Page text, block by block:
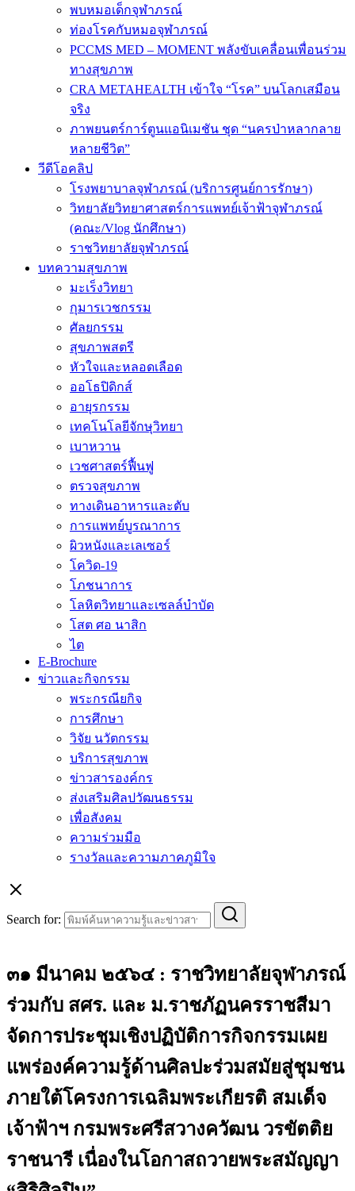
พบหมอเด็กจุฬาภรณ์
ท่องโรคกับหมอจุฬาภรณ์
PCCMS MED – MOMENT พลังขับเคลื่อนเพื่อนร่วม
ทางสุขภาพ
CRA METAHEALTH เข้าใจ “โรค” บนโลกเสมือน
จริง
ภาพยนตร์การ์ตูนแอนิเมชัน ชุด “นครป่าหลากลาย
หลายชีวิต”
วีดีโอคลิป
โรงพยาบาลจุฬาภรณ์ (บริการศูนย์การรักษา)
วิทยาลัยวิทยาศาสตร์การแพทย์เจ้าฟ้าจุฬาภรณ์
(คณะ/Vlog นักศึกษา)
ราชวิทยาลัยจุฬาภรณ์
บทความสุขภาพ
มะเร็งวิทยา
กุมารเวชกรรม
ศัลยกรรม
สุขภาพสตรี
หัวใจและหลอดเลือด
ออโธปิดิกส์
อายุรกรรม
เทคโนโลยีจักษุวิทยา
เบาหวาน
เวชศาสตร์ฟื้นฟู
ตรวจสุขภาพ
ทางเดินอาหารและตับ
การแพทย์บูรณาการ
ผิวหนังและเลเซอร์
โควิด-19
โภชนาการ
โลหิตวิทยาและเซลล์บำบัด
โสต ศอ นาสิก
ไต
E-Brochure
ข่าวและกิจกรรม
พระกรณียกิจ
การศึกษา
วิจัย นวัตกรรม
บริการสุขภาพ
ข่าวสารองค์กร
ส่งเสริมศิลปวัฒนธรรม
เพื่อสังคม
ความร่วมมือ
รางวัลและความภาคภูมิใจ
Search for:
๓๑ มีนาคม ๒๕๖๔ : ราชวิทยาลัยจุฬาภรณ์
ร่วมกับ สศร. และ ม.ราชภัฏนครราชสีมา
จัดการประชุมเชิงปฏิบัติการกิจกรรมเผย
แพร่องค์ความรู้ด้านศิลปะร่วมสมัยสู่ชุมชน
ภายใต้โครงการเฉลิมพระเกียรติ สมเด็จ
เจ้าฟ้าฯ กรมพระศรีสวางควัฒน วรขัตติย
ราชนารี เนื่องในโอกาสถวายพระสมัญญา